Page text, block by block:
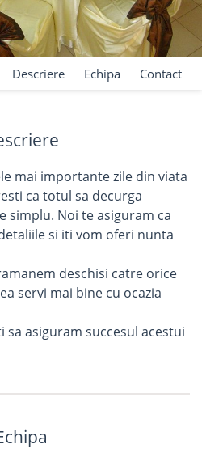
Descriere Echipa Contact
mai importante zile din viata
ca totul sa decurga
simplu. Noi te asiguram ca
si iti vom oferi nunta
deschisi catre orice
servi mai bine cu ocazia
asiguram succesul acestui